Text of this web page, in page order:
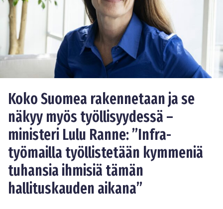
Koko Suomea rakennetaan ja se
näkyy myös työllisyydessä –
ministeri Lulu Ranne: ”Infra-
työmailla työllistetään kymmeniä
tuhansia ihmisiä tämän
hallituskauden aikana”